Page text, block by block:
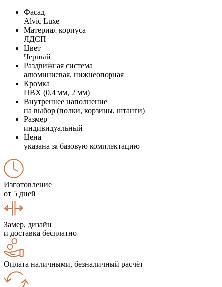
Фасад
Alvic Luxe
Материал корпуса
ЛДСП
Цвет
Черный
Раздвижная система
алюминиевая, нижнеопорная
Кромка
ПВХ (0,4 мм, 2 мм)
Внутреннее наполнение
на выбор (полки, корзины, штанги)
Размер
индивидуальный
Цена
указана за базовую комплектацию
Изготовление
от 5 дней
Замер, дизайн
и доставка бесплатно
Оплата наличными, безналичный расчёт